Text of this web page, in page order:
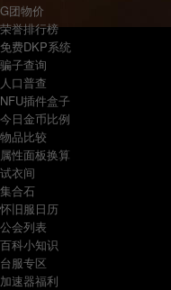
G团物价
荣誉排行榜
免费DKP系统
骗子查询
人口普查
NFU插件盒子
今日金币比例
物品比较
属性面板换算
试衣间
集合石
怀旧服日历
公会列表
百科小知识
台服专区
加速器福利